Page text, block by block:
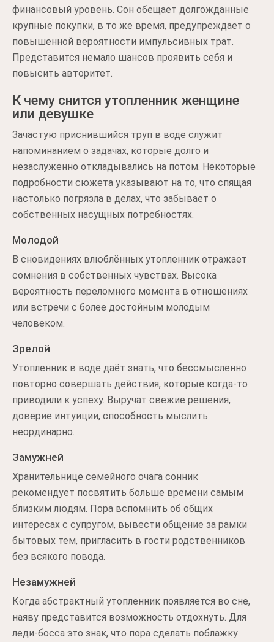
финансовый уровень. Сон обещает долгожданные
крупные покупки, в то же время, предупреждает о
повышенной вероятности импульсивных трат.
Представится немало шансов проявить себя и
повысить авторитет.
К чему снится утопленник женщине
или девушке
Зачастую приснившийся труп в воде служит
напоминанием о задачах, которые долго и
незаслуженно откладывались на потом. Некоторые
подробности сюжета указывают на то, что спящая
настолько погрязла в делах, что забывает о
собственных насущных потребностях.
Молодой
В сновидениях влюблённых утопленник отражает
сомнения в собственных чувствах. Высока
вероятность переломного момента в отношениях
или встречи с более достойным молодым
человеком.
Зрелой
Утопленник в воде даёт знать, что бессмысленно
повторно совершать действия, которые когда-то
приводили к успеху. Выручат свежие решения,
доверие интуиции, способность мыслить
неординарно.
Замужней
Хранительнице семейного очага сонник
рекомендует посвятить больше времени самым
близким людям. Пора вспомнить об общих
интересах с супругом, вывести общение за рамки
бытовых тем, пригласить в гости родственников
без всякого повода.
Незамужней
Когда абстрактный утопленник появляется во сне,
наяву представится возможность отдохнуть. Для
леди-босса это знак, что пора сделать поблажку